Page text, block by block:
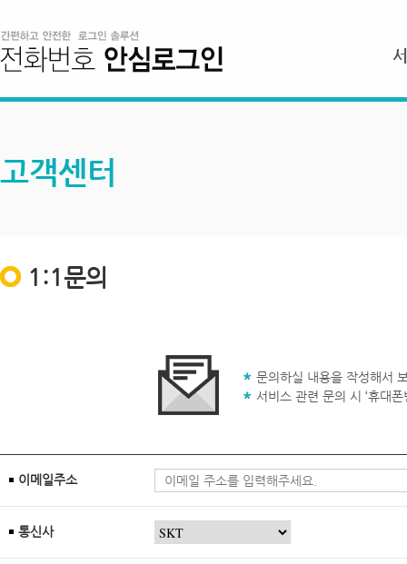
고객센터
1:1문의
문의하실 내용을 작성해서
서비스 관련 문의 시 ‘휴대
이메일주소
통신사